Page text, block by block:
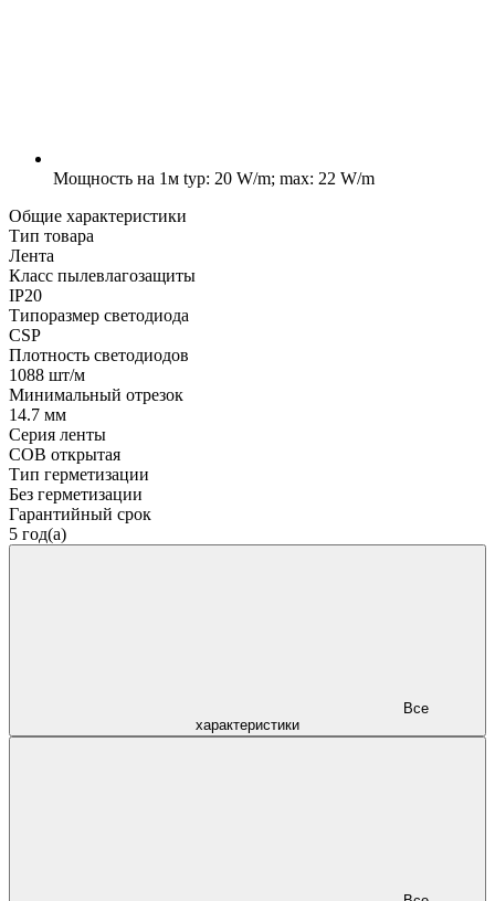
Мощность на 1м typ: 20 W/m; max: 22 W/m
Общие характеристики
Тип товара
Лента
Класс пылевлагозащиты
IP20
Типоразмер светодиода
CSP
Плотность светодиодов
1088 шт/м
Минимальный отрезок
14.7 мм
Серия ленты
COB открытая
Тип герметизации
Без герметизации
Гарантийный срок
5 год(а)
характеристики